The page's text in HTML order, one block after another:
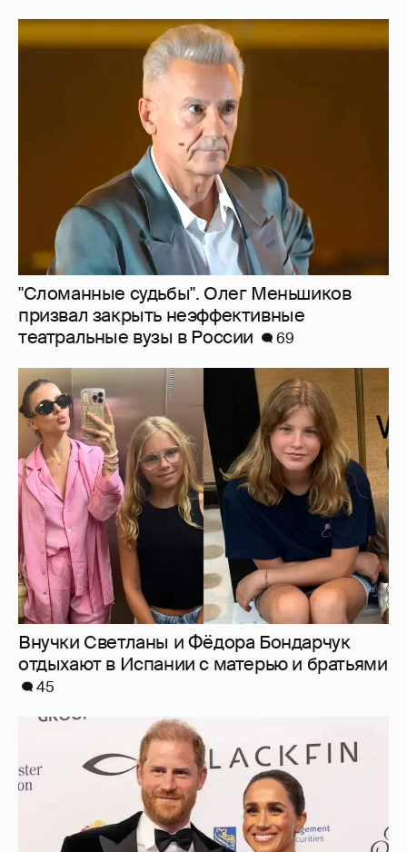
"Сломанные судьбы". Олег Меньшиков
призвал закрыть неэффективные
театральные вузы в России
69
Внучки Светланы и Фёдора Бондарчук
отдыхают в Испании с матерью и братьями
45